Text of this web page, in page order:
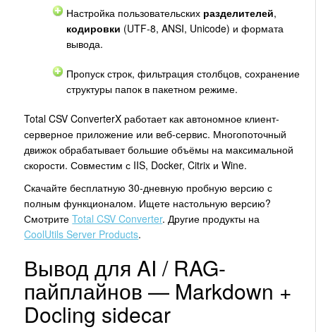
Настройка пользовательских разделителей,
кодировки (UTF-8, ANSI, Unicode) и формата
вывода.
Пропуск строк, фильтрация столбцов, сохранение
структуры папок в пакетном режиме.
Total CSV ConverterX работает как автономное клиент-
серверное приложение или веб-сервис. Многопоточный
движок обрабатывает большие объёмы на максимальной
скорости. Совместим с IIS, Docker, Citrix и Wine.
Скачайте бесплатную 30-дневную пробную версию с
полным функционалом. Ищете настольную версию?
СмотритеTotal CSV Converter. Другие продукты на
CoolUtils Server Products.
Вывод для AI / RAG-
пайплайнов — Markdown +
Docling sidecar